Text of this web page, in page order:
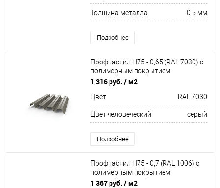
Толщина металла 0.5 мм
Подробнее
Профнастил Н75 - 0,65 (RAL 7030) с
полимерным покрытием
(полиэстер)
1 316 руб. / м2
Цвет RAL 7030
Цвет человеческий серый
Подробнее
Профнастил Н75 - 0,7 (RAL 1006) с
полимерным покрытием
(полиэстер)
1 367 руб. / м2